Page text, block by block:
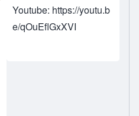
Youtube: https://youtu.b
e/qOuEflGxXVI